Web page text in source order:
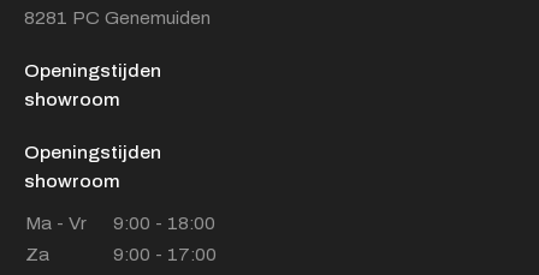
8281 PC Genemuiden
Openingstijden
showroom
Openingstijden
showroom
Ma - Vr
9:00 - 18:00
Za
9:00 - 17:00